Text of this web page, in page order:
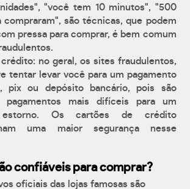
"você tem 10 minutos", "500
compraram", são técnicas, que podem
pressa para comprar, é bem comum
no geral, os sites fraudulentos,
tentar levar você para um pagamento
pix ou depósito bancário, pois são
pagamentos mais difíceis para um
estorno. Os cartões de crédito
uma maior segurança nesse
confiáveis para comprar?
oficiais das lojas famosas são